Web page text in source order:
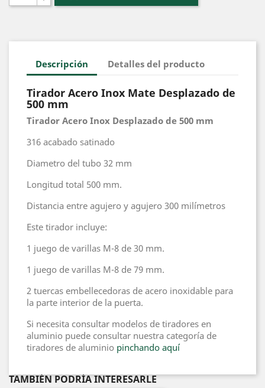
Descripción Detalles del producto
Tirador Acero Inox Mate Desplazado de
500 mm
Tirador Acero Inox Desplazado de 500 mm
316 acabado satinado
Diametro del tubo 32 mm
Longitud total 500 mm.
Distancia entre agujero y agujero 300 milímetros
Este tirador incluye:
1 juego de varillas M-8 de 30 mm.
1 juego de varillas M-8 de 79 mm.
2 tuercas embellecedoras de acero inoxidable para
la parte interior de la puerta.
Si necesita consultar modelos de tiradores en
aluminio puede consultar nuestra categoría de
tiradores de aluminio pinchando aquí
TAMBIÉN PODRÍA INTERESARLE